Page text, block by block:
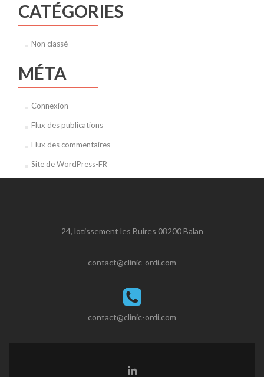
CATÉGORIES
Non classé
MÉTA
Connexion
Flux des publications
Flux des commentaires
Site de WordPress-FR
24, lotissement les Buires 08200 Balan
contact@clinic-ordi.com
contact@clinic-ordi.com
Lien